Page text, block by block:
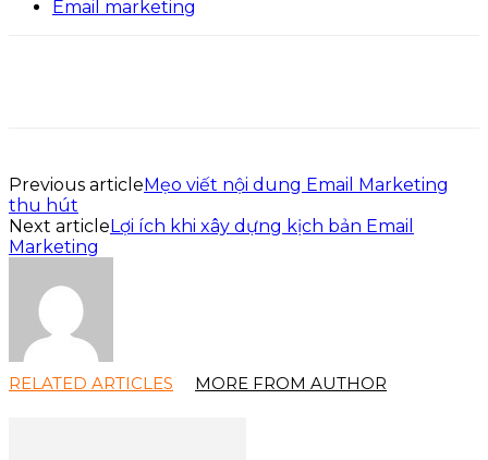
Email marketing
Previous article Mẹo viết nội dung Email Marketing
thu hút
Next article Lợi ích khi xây dựng kịch bản Email
Marketing
RELATED ARTICLES MORE FROM AUTHOR